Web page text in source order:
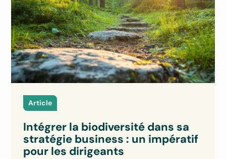
Article
Intégrer la biodiversité dans sa
stratégie business : un impératif
pour les dirigeants